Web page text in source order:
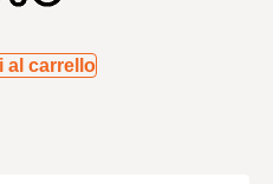
al carrello